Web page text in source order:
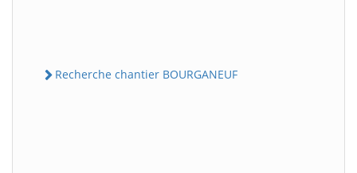
Recherche chantier BOURGANEUF